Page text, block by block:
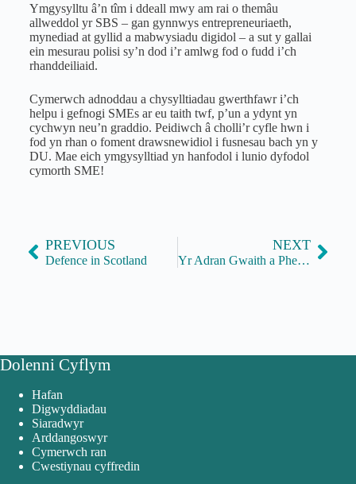
Ymgysylltu â’n tîm i ddeall mwy am rai o themâu
allweddol yr SBS – gan gynnwys entrepreneuriaeth,
mynediad at gyllid a mabwysiadu digidol – a sut y gallai
ein mesurau polisi sy’n dod i’r amlwg fod o fudd i’ch
rhanddeiliaid.
Cymerwch adnoddau a chysylltiadau gwerthfawr i’ch
helpu i gefnogi SMEs ar eu taith twf, p’un a ydynt yn
cychwyn neu’n graddio. Peidiwch â cholli’r cyfle hwn i
fod yn rhan o foment drawsnewidiol i fusnesau bach yn y
DU. Mae eich ymgysylltiad yn hanfodol i lunio dyfodol
cymorth SME!
PREVIOUS
Defence in Scotland
NEXT
Yr Adran Gwaith a Phensiynau – Proffesiwn Cyflawni Gweithredol
Dolenni Cyflym
Hafan
Digwyddiadau
Siaradwyr
Arddangoswyr
Cymerwch ran
Cwestiynau cyffredin